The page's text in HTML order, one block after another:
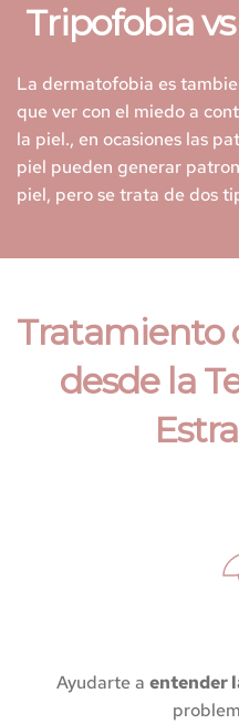
Tripofobia
La dermatofobia es
que ver con el miedo a
la piel., en ocasiones las
piel pueden generar
piel, pero se trata de dos
Tratamiento
desde la
Ayudarte a entender